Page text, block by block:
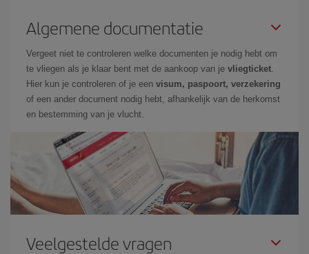
Algemene documentatie
Vergeet niet te controleren welke documenten je nodig hebt om
te vliegen als je klaar bent met de aankoop van je vliegticket
Hier kun je controleren of je een visum, paspoort, verzekering
of een ander document nodig hebt, afhankelijk van de herkomst
en bestemming van je vlucht.
Veelgestelde vragen